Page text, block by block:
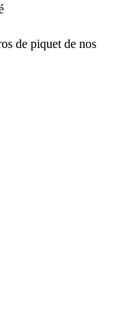
de piquet de nos